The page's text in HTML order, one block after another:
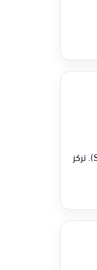
هي الذراع الاستثماري للمجموعة في مجال رأس المال الجريء، متخصصة في دعم المشاريع الناشئة خلال المراحل المبكرة (Pre-Seed وSeed). تركز